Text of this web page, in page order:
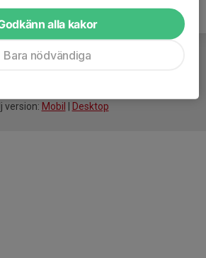
version: Mobil Desktop
alla kakor
Bara nödvändiga